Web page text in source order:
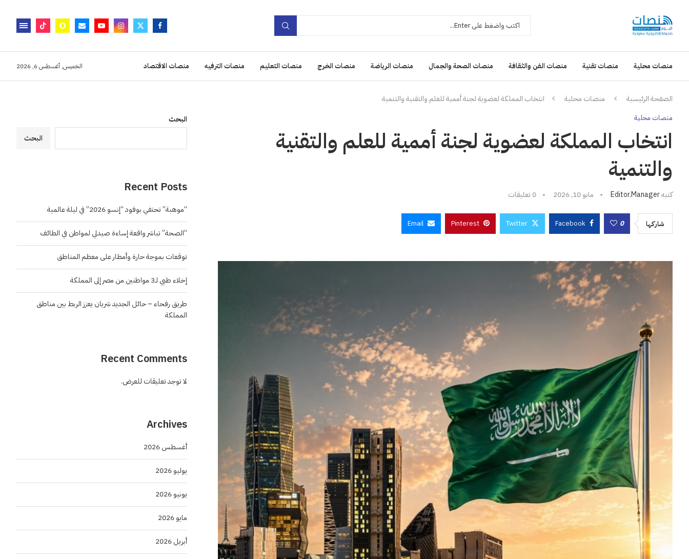
منصات محلية منصات تقنية منصات الفن والثقافة منصات الصحة والجمال منصات الرياضة منصات الخرج منصات التعليم منصات الترفيه منصات الاقتصاد الخميس, أغسطس 6, 2026
الصفحة الرئيسية منصات محلية انتخاب المملكة لعضوية لجنة أممية للعلم والتقنية والتنمية
منصات محلية
انتخاب المملكة لعضوية لجنة أممية للعلم والتقنية
والتنمية
كتبهEditor.manager مايو 10, 2026 0 تعليقات
شاركها 0
Facebook
Twitter
Pinterest
Email
البحث
البحث
Recent Posts
“موهبة” تحتفي بوفود “إنسو 2026” في ليلة عالمية
“الصحة” تباشر واقعة إساءة صيدلي لمواطن في الطائف
توقعات بموجة حارة وأمطار على معظم المناطق
إخلاء طبي لـ3 مواطنين من مصر إلى المملكة
طريق رفحاء – حائل الجديد شريان يعزز الربط بين مناطق
المملكة
Recent Comments
لا توجد تعليقات للعرض.
Archives
أغسطس 2026
يوليو 2026
يونيو 2026
مايو 2026
أبريل 2026